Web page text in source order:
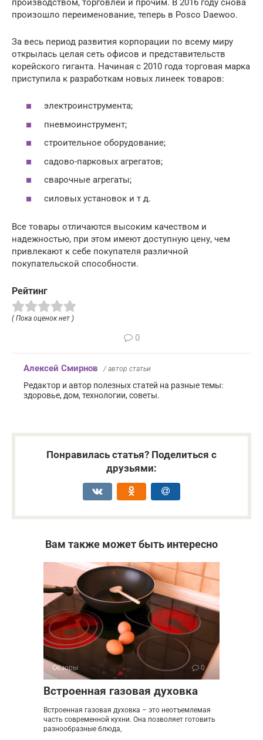
произошло переименование, теперь в Posco Daewoo.
За весь период развития корпорации по всему миру
открылась целая сеть офисов и представительств
корейского гиганта. Начиная с 2010 года торговая марка
приступила к разработкам новых линеек товаров:
электроинструмента;
пневмоинструмент;
строительное оборудование;
садово-парковых агрегатов;
сварочные агрегаты;
силовых установок и т д.
Все товары отличаются высоким качеством и
надежностью, при этом имеют доступную цену, чем
привлекают к себе покупателя различной
покупательской способности.
Рейтинг
( Пока оценок нет )
0
Алексей Смирнов / автор статьи
Редактор и автор полезных статей на разные темы:
здоровье, дом, технологии, советы.
Понравилась статья? Поделиться с
друзьями:
Вам также может быть интересно
Обзоры 0
Встроенная газовая духовка
Встроенная газовая духовка – это неотъемлемая
часть современной кухни. Она позволяет готовить
разнообразные блюда,